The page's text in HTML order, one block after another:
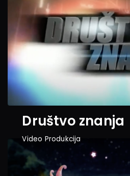
Društvo znanja
Video Produkcija